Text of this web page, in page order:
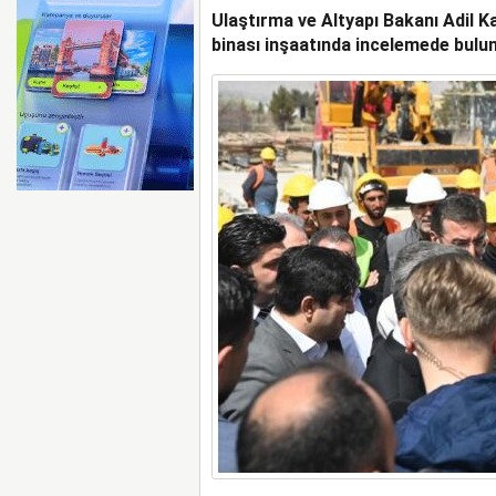
BOEING 737
Ulaştırma ve Altyapı Bakanı Adil
binası inşaatında incelemede